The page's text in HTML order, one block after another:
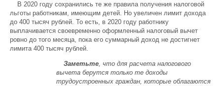
В 2020 году сохранились те же правила получения налоговой
льготы работникам, имеющим детей. Но увеличен лимит дохода
до 400 тысяч рублей. То есть, в 2020 году работнику
выплачивается своевременно оформленный налоговый вычет
ровно до того месяца, пока его суммарный доход не достигнет
лимита 400 тысяч рублей.
Заметьте, что для расчета налогового
вычета берутся только те доходы
трудоустроенных граждан, которые облагаются